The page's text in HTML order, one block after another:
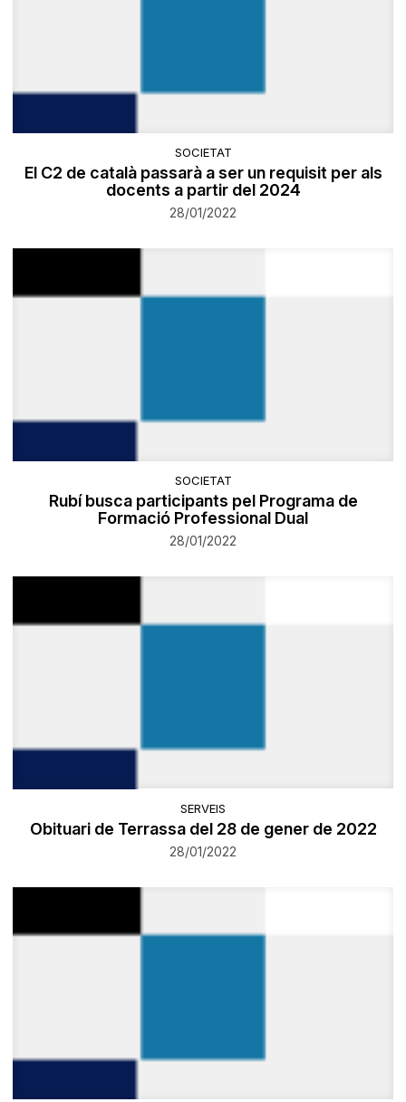
SOCIETAT
El C2 de català passarà a ser un requisit per als
docents a partir del 2024
28/01/2022
SOCIETAT
Rubí busca participants pel Programa de
Formació Professional Dual
28/01/2022
SERVEIS
Obituari de Terrassa del 28 de gener de 2022
28/01/2022